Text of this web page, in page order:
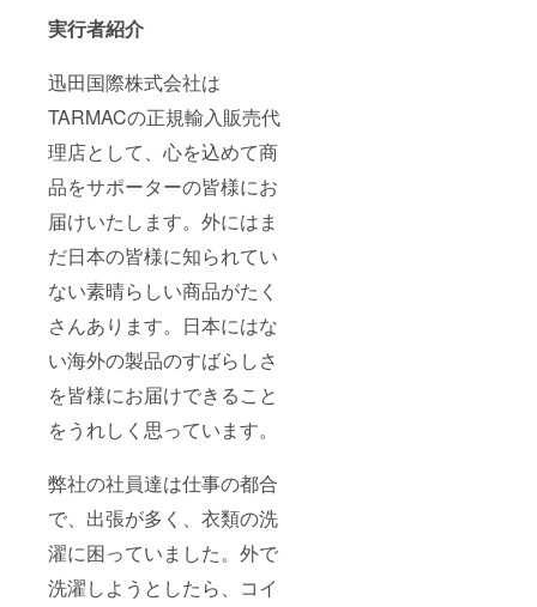
実行者紹介
迅田国際株式会社は
TARMACの正規輸入販売代
理店として、心を込めて商
品をサポーターの皆様にお
届けいたします。外にはま
だ日本の皆様に知られてい
ない素晴らしい商品がたく
さんあります。日本にはな
い海外の製品のすばらしさ
を皆様にお届けできること
をうれしく思っています。
弊社の社員達は仕事の都合
で、出張が多く、衣類の洗
濯に困っていました。外で
洗濯しようとしたら、コイ